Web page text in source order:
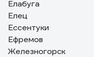
Елабуга
Елец
Ессентуки
Ефремов
Железногорск